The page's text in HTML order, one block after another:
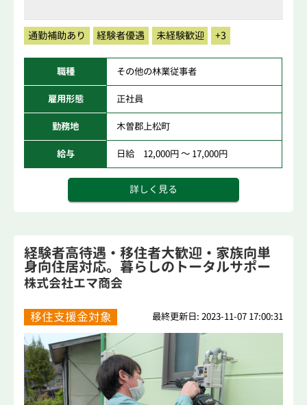
通勤補助あり 経験者優遇 未経験歓迎 +3
職種 その他の林業従事者
雇用形態 正社員
勤務地 木曽郡上松町
給与 日給 12,000円 ～ 17,000円
詳しく見る
経験者高待遇・移住者大歓迎・家族向単
身向住居対応。暮らしのトータルサポー
トする...
株式会社エマ商会
移住支援金対象 最終更新日: 2023-11-07 17:00:31